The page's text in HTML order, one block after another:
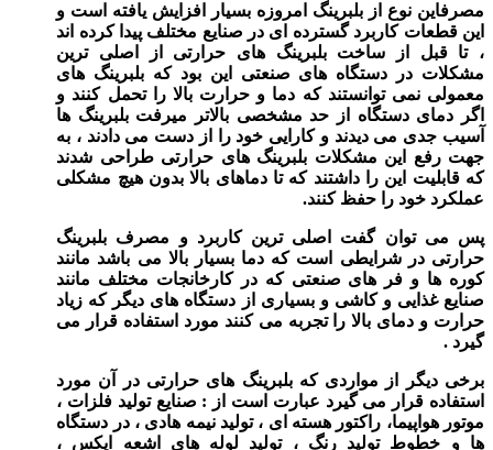
مصرفاین نوع از بلبرینگ امروزه بسیار افزایش یافته است و
این قطعات کاربرد گسترده ای در صنایع مختلف پیدا کرده اند
، تا قبل از ساخت بلبرینگ های حرارتی از اصلی ترین
مشکلات در دستگاه های صنعتی این بود که بلبرینگ های
معمولی نمی توانستند که دما و حرارت بالا را تحمل کنند و
اگر دمای دستگاه از حد مشخصی بالاتر میرفت بلبرینگ ها
آسیب جدی می دیدند و کارایی خود را از دست می دادند ، به
جهت رفع این مشکلات بلبرینگ های حرارتی طراحی شدند
که قابلیت این را داشتند که تا دماهای بالا بدون هیچ مشکلی
عملکرد خود را حفظ کنند.
پس می توان گفت اصلی ترین کاربرد و مصرف بلبرینگ
حرارتی در شرایطی است که دما بسیار بالا می باشد مانند
کوره ها و فر های صنعتی که در کارخانجات مختلف مانند
صنایع غذایی و کاشی و بسیاری از دستگاه های دیگر که زیاد
حرارت و دمای بالا را تجربه می کنند مورد استفاده قرار می
گیرد .
برخی دیگر از مواردی که بلبرینگ های حرارتی در آن مورد
استفاده قرار می گیرد عبارت است از : صنایع تولید فلزات ،
موتور هواپیما، راکتور هسته ای ، تولید نیمه هادی ، در دستگاه
ها و خطوط تولید رنگ ، تولید لوله های اشعه ایکس ،